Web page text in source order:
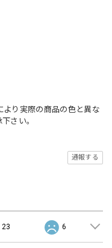
り実際の商品の色と異な
さい。
通報する
23 6